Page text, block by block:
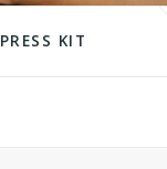
PRESS KIT